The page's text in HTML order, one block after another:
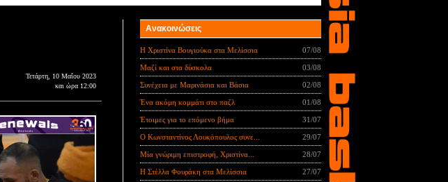
Τετάρτη, 10 Μαΐου 2023
και ώρα 12:00
Ανακοινώσεις
Η Χριστίνα Βουγιούκα στα Μελίσσια 07/08
Μαζί και στα δύσκολα 03/08
Συνέχεια με Μαρινάσια και Βάσια 02/08
Ένα ακόμη κομμάτι στο παζλ 01/08
Έτοιμες για το επόμενο βήμα 31/07
Ο Κωνσταντίνος Λουκόπουλος συνε... 29/07
Μία γνώριμη επιστροφή, Χριστίνα... 28/07
Η Στέλλα Φουράκη στα Μελίσσια 27/07